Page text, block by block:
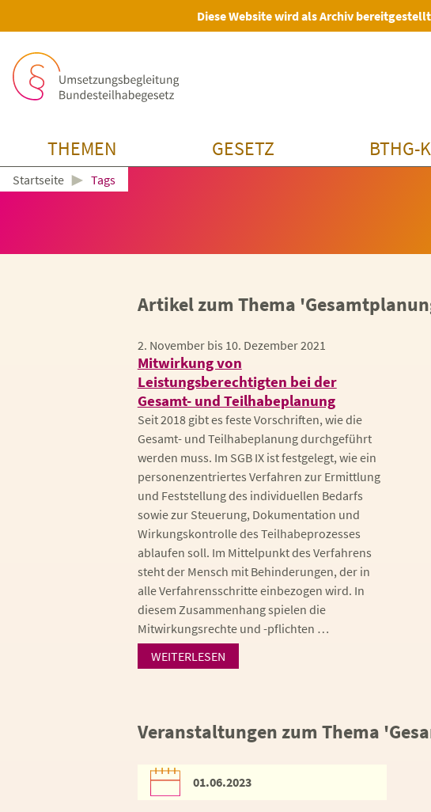
Diese Website wird als Archiv
THEMEN GESETZ BTHG-
Startseite ► Tags
Artikel zum Thema
2. November bis 10. Dezember 2021
Mitwirkung von
Leistungsberechtigten bei der
Gesamt- und Teilhabeplanung
Seit 2018 gibt es feste Vorschriften, wie die
Gesamt- und Teilhabeplanung durchgeführt
werden muss. Im SGB IX ist festgelegt, wie ein
personenzentriertes Verfahren zur Ermittlung
und Feststellung des individuellen Bedarfs
sowie zur Steuerung, Dokumentation und
Wirkungskontrolle des Teilhabeprozesses
ablaufen soll. Im Mittelpunkt des Verfahrens
steht der Mensch mit Behinderungen, der in
alle Verfahrensschritte einbezogen wird. In
diesem Zusammenhang spielen die
Mitwirkungsrechte und -pflichten …
WEITERLESEN
Veranstaltungen zum Thema
01.06.2023